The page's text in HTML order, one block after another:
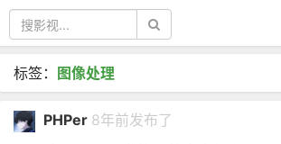
标签：
图像处理
PHPer 8年前发布了